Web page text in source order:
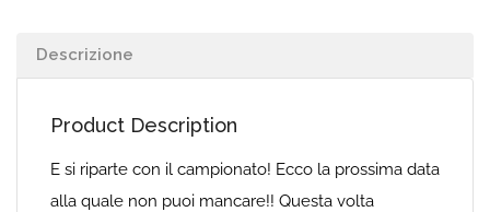
Descrizione
Product Description
E si riparte con il campionato! Ecco la prossima data
alla quale non puoi mancare!! Questa volta